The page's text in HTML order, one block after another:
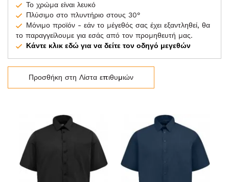
Το χρώμα είναι λευκό
Πλύσιμο στο πλυντήριο στους 30°
Μόνιμο προϊόν - εάν το μέγεθός σας έχει εξαντληθεί, θα
το παραγγείλουμε για εσάς από τον προμηθευτή μας.
Κάντε κλικ εδώ για να δείτε τον οδηγό μεγεθών
Προσθήκη στη Λίστα επιθυμιών